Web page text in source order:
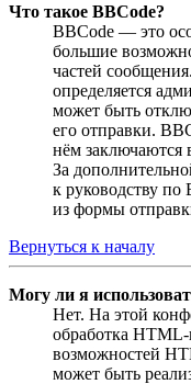
Что такое BBCode?
BBCode — это
большие
частей
определяется
может быть
его отправки.
нём заключаются
За
к руководству по
из формы
Вернуться к началу
Могу ли я
Нет. На этой
обработка
возможностей
может быть